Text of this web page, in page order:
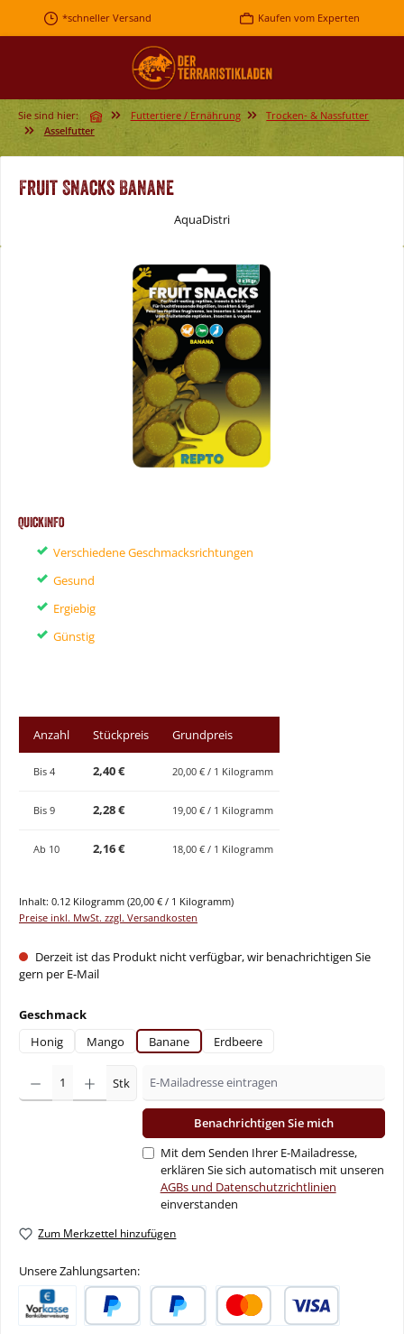
Zum Hauptinhalt springen
*schneller Versand Kaufen vom Experten
Sie sind hier: Futtertiere / Ernährung
Trocken- & Nassfutter
Asselfutter
Fruit Snacks Banane
AquaDistri
Bildergalerie überspringen
QuickInfo
Verschiedene Geschmacksrichtungen
Gesund
Ergiebig
Günstig
Anzahl Stückpreis Grundpreis
Bis 4 2,40 € 20,00 € / 1 Kilogramm
Bis 9 2,28 € 19,00 € / 1 Kilogramm
Ab 10 2,16 € 18,00 € / 1 Kilogramm
Inhalt: 0.12 Kilogramm (20,00 € / 1 Kilogramm)
Preise inkl. MwSt. zzgl. Versandkosten
Derzeit ist das Produkt nicht verfügbar, wir benachrichtigen Sie
gern per E-Mail
Geschmackauswählen
Honig
Mango Banane Erdbeere
Stk
Benachrichtigen Sie mich
Mit dem Senden Ihrer E-Mailadresse,
erklären Sie sich automatisch mit unseren
AGBs und Datenschutzrichtlinien
einverstanden
Zum Merkzettel hinzufügen
Unsere Zahlungsarten: